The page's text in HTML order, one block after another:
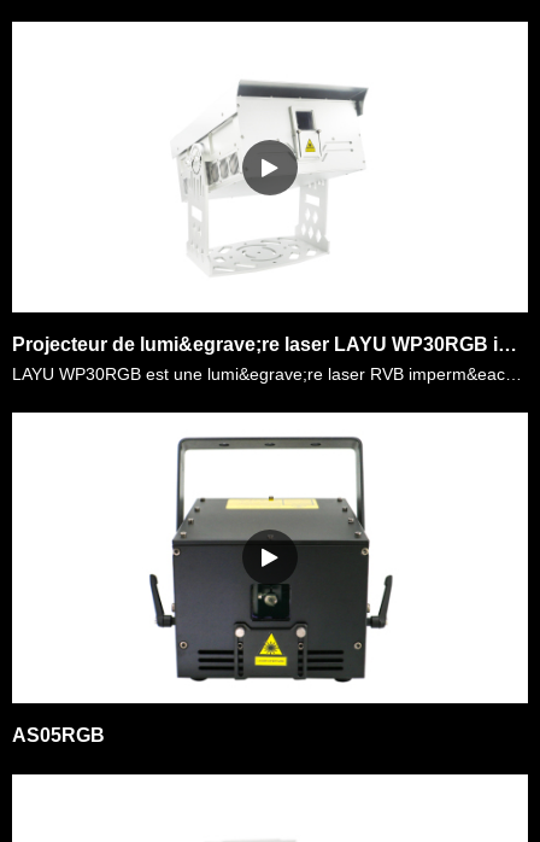
Projecteur de lumi&egrave;re laser LAYU WP30RGB imperm&eacute;able 30Watt RGB
AS05RGB